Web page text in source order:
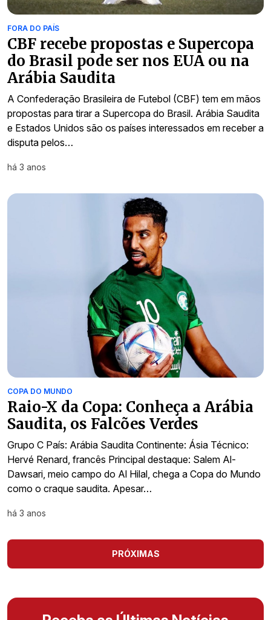
FORA DO PAÍS
CBF recebe propostas e Supercopa
do Brasil pode ser nos EUA ou na
Arábia Saudita
A Confederação Brasileira de Futebol (CBF) tem em mãos
propostas para tirar a Supercopa do Brasil. Arábia Saudita
e Estados Unidos são os países interessados em receber a
disputa pelos…
há 3 anos
COPA DO MUNDO
Raio-X da Copa: Conheça a Arábia
Saudita, os Falcões Verdes
Grupo C País: Arábia Saudita Continente: Ásia Técnico:
Hervé Renard, francês Principal destaque: Salem Al-
Dawsari, meio campo do Al Hilal, chega a Copa do Mundo
como o craque saudita. Apesar…
há 3 anos
PRÓXIMAS